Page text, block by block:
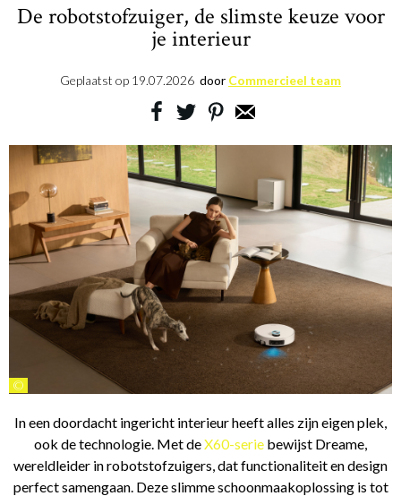
De robotstofzuiger, de slimste keuze voor
je interieur
Geplaatst op 19.07.2026 door Commercieel team
©
In een doordacht ingericht interieur heeft alles zijn eigen plek,
ook de technologie. Met deX60-serie bewijst Dreame,
wereldleider in robotstofzuigers, dat functionaliteit en design
perfect samengaan. Deze slimme schoonmaakoplossing is tot